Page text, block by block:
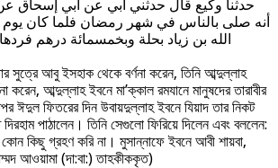
أنه صلى بالناس في شهر رمضان فلما كان يوم
الله بن زياد بحلة وبخمسمائة درهم
সুত্রে আবু ইসহাক থেকে বর্ণনা করেন, তিনি আব্দুল্লাহ
করেন, আব্দুল্লাহ ইবনে মা’ক্কাল রমযানে মানুষদের তারাবীর
ঈদুল ফিতরের দিন উবায়দুল্লাহ ইবনে যিয়াদ তার নিকট
পাঠালেন। তিনি সেগুলো ফিরিয়ে দিলেন এবং বললেন:
কিছু গ্রহণ করি না। মুসান্নাফে ইবনে আবী শায়বা,
আওয়ামা (দা:বা:) তাহকীককৃত)